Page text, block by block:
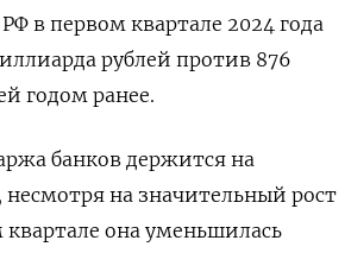
в первом квартале 2024 года
рублей против 876
годом ранее.
банков держится на
на значительный рост
квартале она уменьшилась